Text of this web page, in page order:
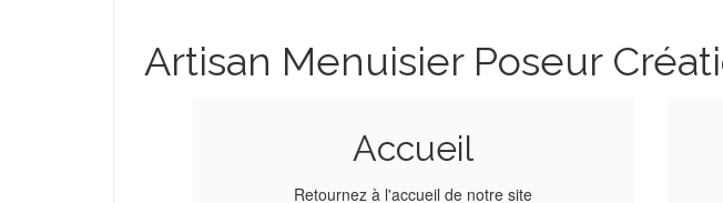
Artisan Menuisier Poseur
Accueil
Retournez à l'accueil de notre site